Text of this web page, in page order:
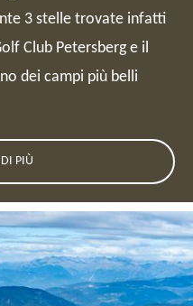
3 stelle trovate infatti
Club Petersberg e il
dei campi più belli
DI PIÙ